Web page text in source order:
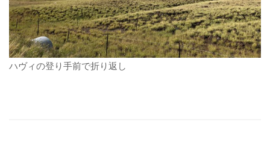
ハヴィの登り手前で折り返し